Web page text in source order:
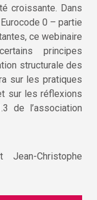
croissante. Dans
0 – partie
ce webinaire
principes
structurale des
sur les pratiques
sur les réflexions
de l’association
Jean-Christophe